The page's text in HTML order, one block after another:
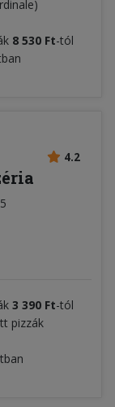
8 530 Ft-tól
4.2
3 390 Ft-tól
pizzák